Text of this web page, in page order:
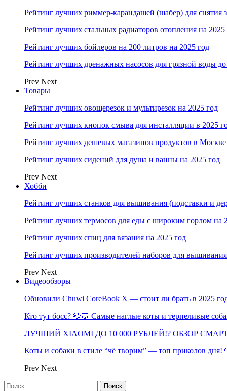
Рейтинг лучших риммер-карандашей (шабер) для снятия
Рейтинг лучших стальных радиаторов отопления на 2025
Рейтинг лучших бойлеров на 200 литров на 2025 год
Рейтинг лучших дренажных насосов для грязной воды
Prev Next
Товары
Рейтинг лучших овощерезок и мультирезок на 2025 год
Рейтинг лучших кнопок смыва для инсталляции в 2025
Рейтинг лучших дешевых магазинов продуктов в Москве
Рейтинг лучших сидений для душа и ванны на 2025 год
Prev Next
Хобби
Рейтинг лучших станков для вышивания (подставки и
Рейтинг лучших термосов для еды с широким горлом на
Рейтинг лучших спиц для вязания на 2025 год
Рейтинг лучших производителей наборов для
Prev Next
Видеообзоры
Обновили Chuwi CoreBook X — стоит ли брать в 2025
Кто тут босс? 🐶😼 Самые наглые коты и терпеливые
ЛУЧШИЙ XIAOMI ДО 10 000 РУБЛЕЙ!? ОБЗОР
Коты и собаки в стиле “чё творим” — топ приколов
Prev Next